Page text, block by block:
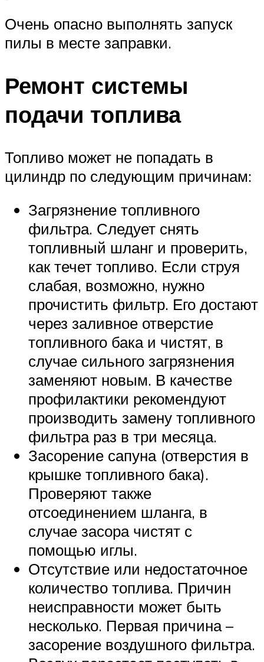
Очень опасно выполнять запуск
пилы в месте заправки.
Ремонт системы
подачи топлива
Топливо может не попадать в
цилиндр по следующим причинам:
Загрязнение топливного
фильтра. Следует снять
топливный шланг и проверить,
как течет топливо. Если струя
слабая, возможно, нужно
прочистить фильтр. Его достают
через заливное отверстие
топливного бака и чистят, в
случае сильного загрязнения
заменяют новым. В качестве
профилактики рекомендуют
производить замену топливного
фильтра раз в три месяца.
Засорение сапуна (отверстия в
крышке топливного бака).
Проверяют также
отсоединением шланга, в
случае засора чистят с
помощью иглы.
Отсутствие или недостаточное
количество топлива. Причин
неисправности может быть
несколько. Первая причина –
засорение воздушного фильтра.